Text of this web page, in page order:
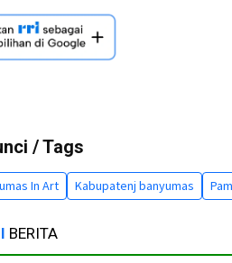
/ Tags
In Art Kabupatenj banyumas
BERITA